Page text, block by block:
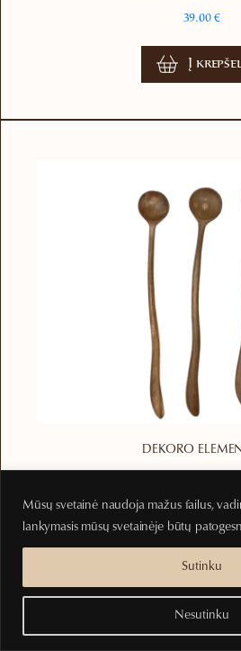
Mūsų svetainė naudoja mažus failus,
lankymasis mūsų svetainėje būtų
Nesutinku
Sutinku
39.00 €
Į
DEKORO
3.00€